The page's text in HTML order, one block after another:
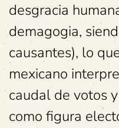
desgracia
demagogia,
causantes), lo
mexicano
caudal de votos
como figura